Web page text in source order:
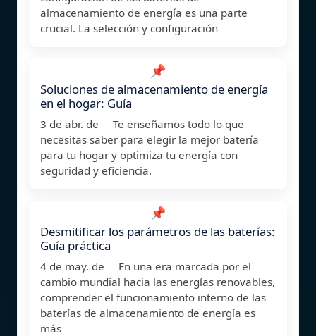
almacenamiento de energía es una parte
crucial. La selección y configuración
📌
Soluciones de almacenamiento de energía
en el hogar: Guía
3 de abr. de Te enseñamos todo lo que
necesitas saber para elegir la mejor batería
para tu hogar y optimiza tu energía con
seguridad y eficiencia.
📌
Desmitificar los parámetros de las baterías:
Guía práctica
4 de may. de En una era marcada por el
cambio mundial hacia las energías renovables,
comprender el funcionamiento interno de las
baterías de almacenamiento de energía es
más